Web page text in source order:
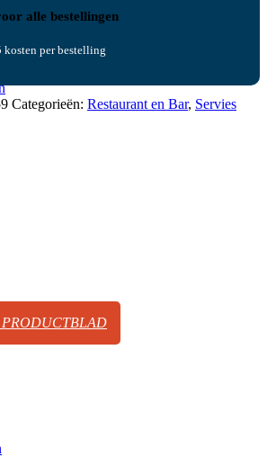
alle bestellingen
kosten per bestelling
Categorieën: Restaurant en Bar, Servies